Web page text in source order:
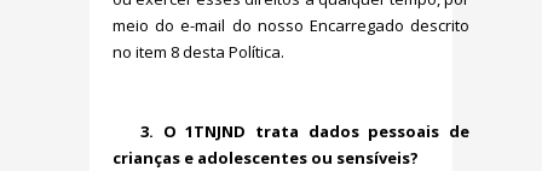
meio do e-mail do nosso Encarregado descrito
no item 8 desta Política.
3. O 1TNJND trata dados pessoais de
crianças e adolescentes ou sensíveis?